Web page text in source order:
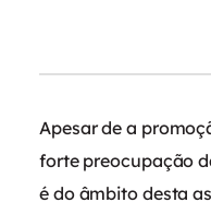
Apesar de a
forte preocupação
é do âmbito desta